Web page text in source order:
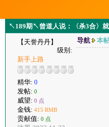
↖189期↖曾道人说：〈杀3合〉
【天誉丹丹】
级别:
新手上路
精华: 0
发帖: 0
威望: 0 点
金钱: 415 RMB
贡献值: 0 点
导航 本